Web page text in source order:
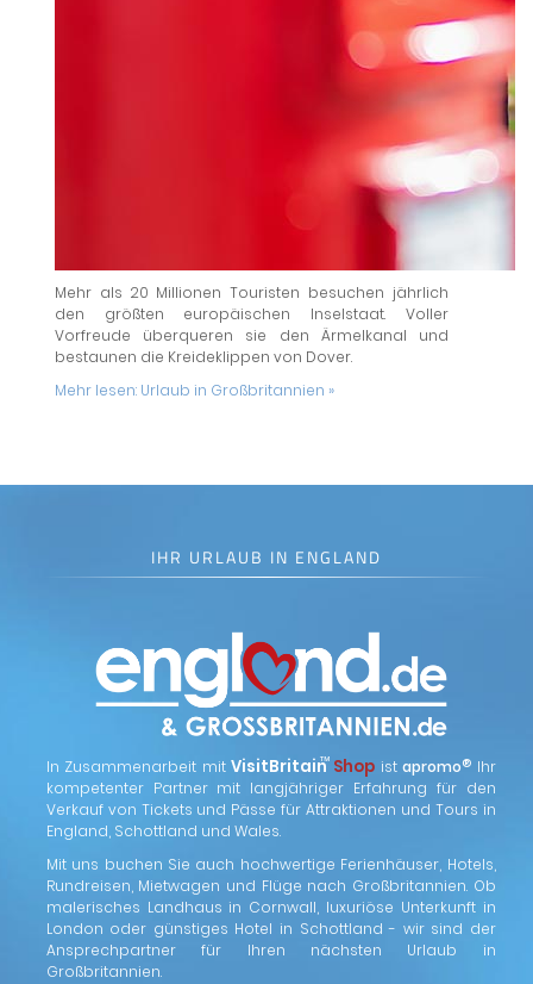
Mehr als 20 Millionen Touristen besuchen jährlich
den größten europäischen Inselstaat. Voller
Vorfreude überqueren sie den Ärmelkanal und
bestaunen die Kreideklippen von Dover.
Mehr lesen: Urlaub in Großbritannien »
IHR URLAUB IN ENGLAND
In Zusammenarbeit mitVisitBritain
™ Shop istapromo® Ihr
kompetenter Partner mit langjähriger Erfahrung für den
Verkauf von Tickets und Pässe für Attraktionen und Tours in
England, Schottland und Wales.
Mit uns buchen Sie auch hochwertige Ferienhäuser, Hotels,
Rundreisen, Mietwagen und Flüge nach Großbritannien. Ob
malerisches Landhaus in Cornwall, luxuriöse Unterkunft in
London oder günstiges Hotel in Schottland - wir sind der
Ansprechpartner für Ihren nächsten Urlaub in
Großbritannien.